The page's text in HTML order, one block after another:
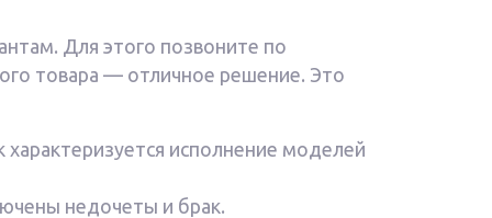
Для этого позвоните по
товара — отличное решение. Это
исполнение моделей
недочеты и брак.